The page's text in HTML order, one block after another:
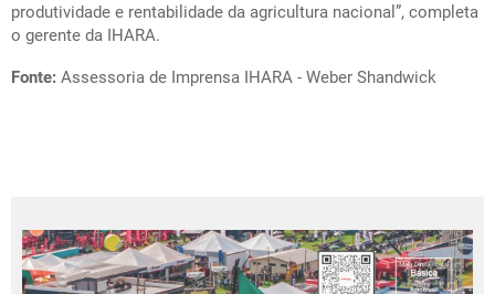
produtividade e rentabilidade da agricultura nacional”, completa
o gerente da IHARA.
Fonte: Assessoria de Imprensa IHARA - Weber Shandwick